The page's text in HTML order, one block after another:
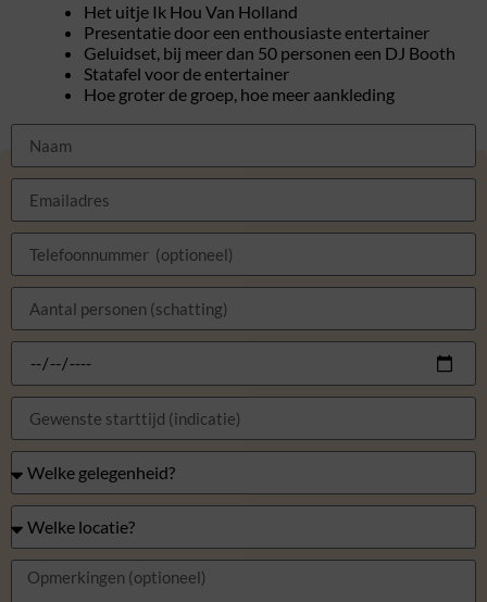
Het uitje Ik Hou Van Holland
Presentatie door een enthousiaste entertainer
Geluidset, bij meer dan 50 personen een DJ Booth
Statafel voor de entertainer
Hoe groter de groep, hoe meer aankleding